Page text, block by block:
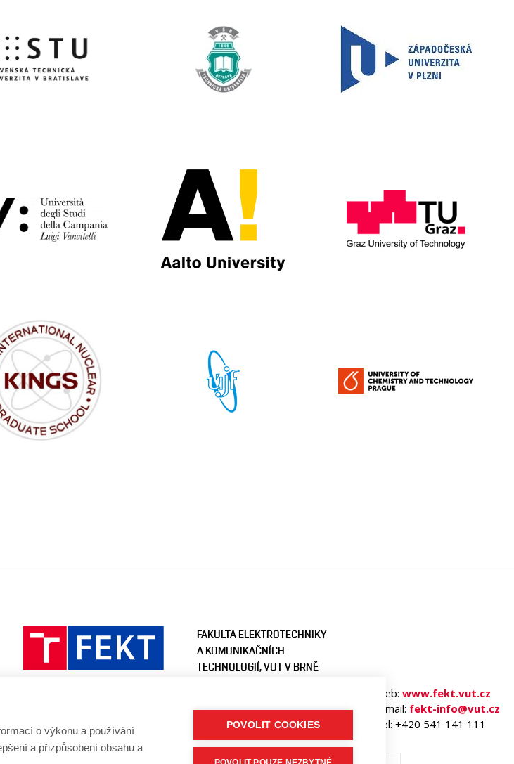
FAKULTA ELEKTROTECHNIKY
A KOMUNIKAČNÍCH
TECHNOLOGIÍ, VUT V BRNĚ
616 00 Brno
Česká republika
Web: www.fekt.vut.cz
E-mail: fekt-info@vut.cz
Tel: +420 541 141 111
o výkonu a používání
a přizpůsobení obsahu a
POVOLIT COOKIES